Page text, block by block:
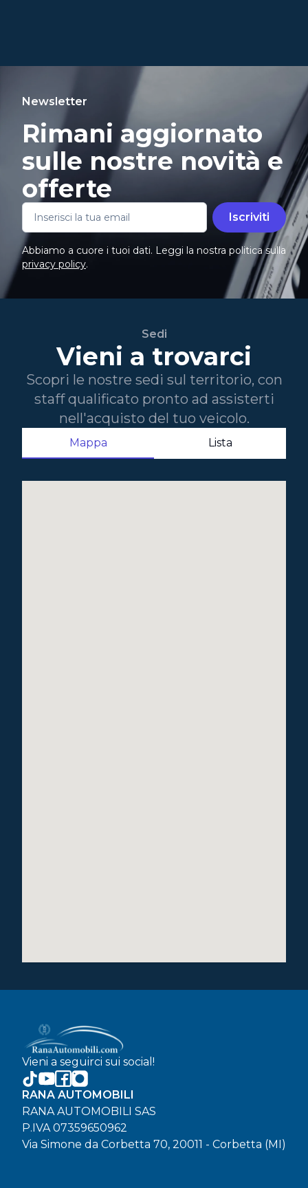
Newsletter
Rimani aggiornato
sulle nostre novità e
offerte
Iscriviti
Abbiamo a cuore i tuoi dati. Leggi la nostra politica sulla
privacy policy.
Sedi
Vieni a trovarci
Scopri le nostre sedi sul territorio, con
staff qualificato pronto ad assisterti
nell'acquisto del tuo veicolo.
Mappa Lista
Vieni a seguirci sui social!
RANA AUTOMOBILI
RANA AUTOMOBILI SAS
P.IVA 07359650962
Via Simone da Corbetta 70, 20011 - Corbetta (MI)